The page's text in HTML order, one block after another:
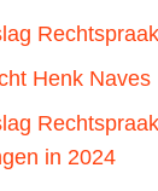
Henk Naves
in 2024